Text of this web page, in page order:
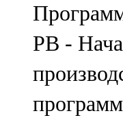
РВ -
программ